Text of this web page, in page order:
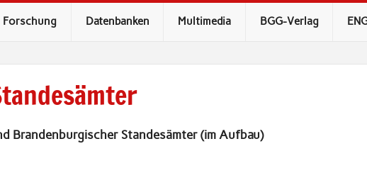
Forschung Datenbanken Multimedia BGG-Verlag
Brandenburgischer Standesämter (im Aufbau)